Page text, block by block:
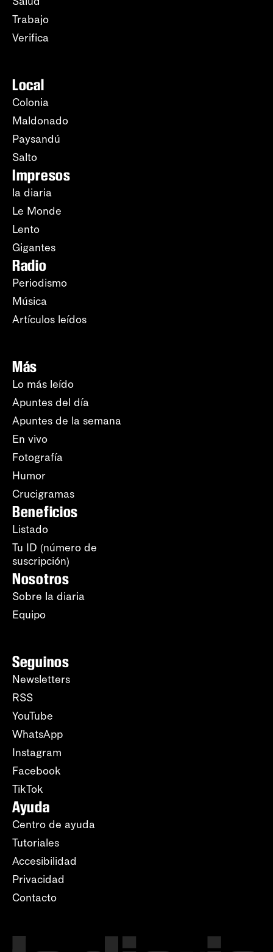
Trabajo
Verifica
Local
Colonia
Maldonado
Paysandú
Salto
Impresos
la diaria
Le Monde
Lento
Gigantes
Radio
Periodismo
Música
Artículos leídos
Más
Lo más leído
Apuntes del día
Apuntes de la semana
En vivo
Fotografía
Humor
Crucigramas
Beneficios
Listado
Tu ID (número de
suscripción)
Nosotros
Sobre la diaria
Equipo
Seguinos
Newsletters
RSS
YouTube
WhatsApp
Instagram
Facebook
TikTok
Ayuda
Centro de ayuda
Tutoriales
Accesibilidad
Privacidad
Contacto